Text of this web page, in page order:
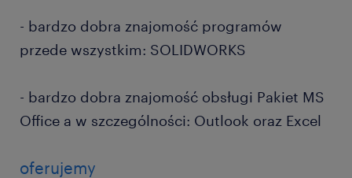
- bardzo dobra znajomość programów
przede wszystkim: SOLIDWORKS
- bardzo dobra znajomość obsługi Pakiet MS
Office a w szczególności: Outlook oraz Excel
oferujemy